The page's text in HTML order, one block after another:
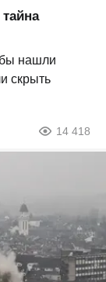
нашли
скрыть
14 418